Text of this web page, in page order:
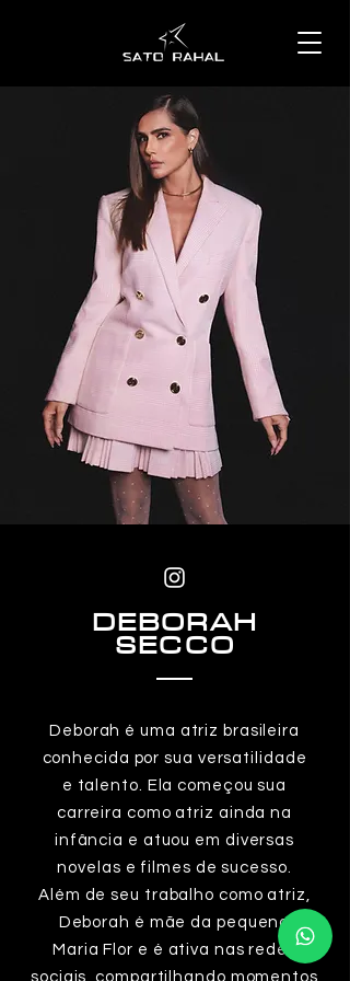
DEBORAH
SECCO
Deborah é uma atriz brasileira
conhecida por sua versatilidade
e talento. Ela começou sua
carreira como atriz ainda na
infância e atuou em diversas
novelas e filmes de sucesso.
Além de seu trabalho como atriz,
Deborah é mãe da pequena
Maria Flor e é ativa nas redes
sociais, compartilhando momentos